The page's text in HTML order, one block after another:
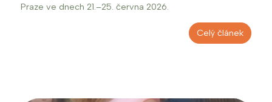
Praze ve dnech 21.–25. června 2026.
Celý článek